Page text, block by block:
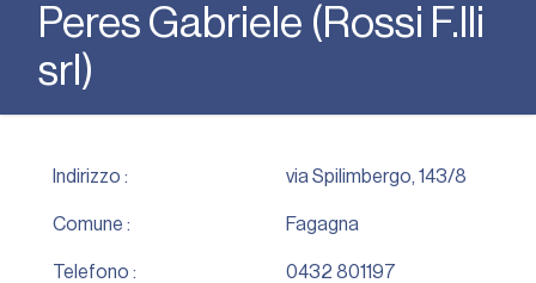
Peres Gabriele (Rossi F.lli
srl)
Indirizzo : via Spilimbergo, 143/8
Comune : Fagagna
Telefono : 0432 801197